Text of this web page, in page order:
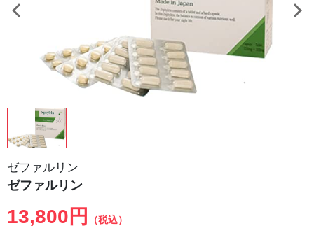
ゼファルリン
ゼファルリン
13,800円 （税込）